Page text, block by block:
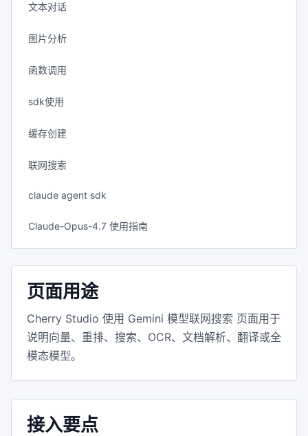
文本对话
图片分析
函数调用
sdk使用
缓存创建
联网搜索
claude agent sdk
Claude-Opus-4.7 使用指南
页面用途
Cherry Studio 使用 Gemini 模型联网搜索 页面用于
说明向量、重排、搜索、OCR、文档解析、翻译或全
模态模型。
接入要点